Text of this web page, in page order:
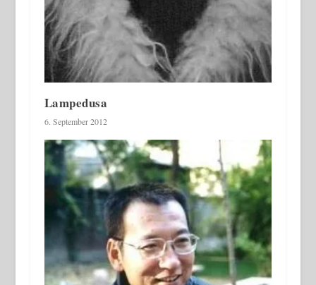
Lampedusa
6. September 2012